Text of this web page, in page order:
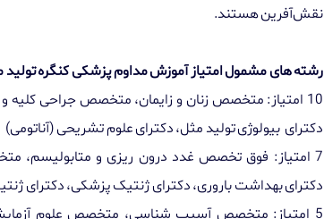
نقش‌آفرین هستند.
رشته های مشمول امتیاز آموزش مداوم پزشکی کنگره تولید
10 امتیاز: متخصص زنان و زایمان، متخصص جراحی کلیه
دکترای بیولوژی تولید مثل، دکترای علوم تشریحی (آناتومی)
7 امتیاز: فوق تخصص غدد درون ریزی و متابولیسم،
دکترای بهداشت باروری، دکترای ژنتیک پزشکی، دکترای
5 امتیاز: متخصص آسیب شناسی، متخصص علوم